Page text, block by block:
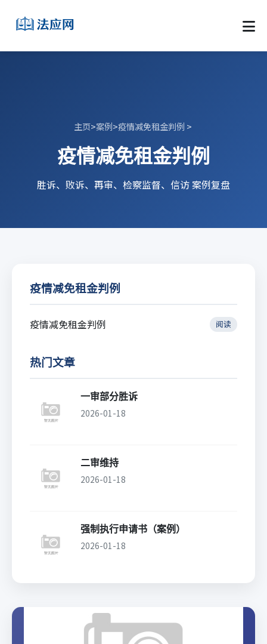
主页>案例>疫情减免租金判例 >
疫情减免租金判例
胜诉、败诉、再审、检察监督、信访 案例复盘
疫情减免租金判例
疫情减免租金判例 阅读
热门文章
一审部分胜诉
2026-01-18
二审维持
2026-01-18
强制执行申请书（案例）
2026-01-18